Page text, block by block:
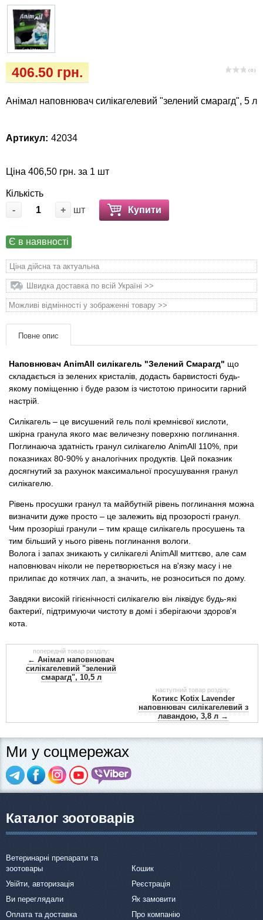
( 0 )
406.50 грн.
Анімал наповнювач силікагелевий "зелений смарагд", 5 л
Артикул: 42034
Ціна 406,50 грн. за 1 шт
Кількість
-
+ шт Купити
Є в наявності
Ціна дійсна та актуальна
Швидка доставка по всій Україні >>
Можливі відмінності у зображенні товару >>
Повне опис
Наповнювач AnimAll силікагель "Зелений Смарагд" що
складається із зелених кристалів, додасть барвистості будь-
якому поміщенню і буде разом із чистотою приносити гарний
настрій.
Силікагель – це висушений гель полі кремнієвої кислоти,
шкірна гранула якого має величезну поверхню поглинання.
Поглинаюча здатність гранул силікагелю AnimAll 110%, при
показниках 80-90% у аналогічних продуктів. Цей показник
досягнутий за рахунок максимальної просушування гранул
силікагелю.
Рівень просушки гранул та майбутній рівень поглинання можна
визначити дуже просто – це залежить від прозорості гранул.
Чим прозоріші гранули – тим краще силікагель просушень та
тим більший у нього рівень поглинання вологи.
Волога і запах зникають у силікагелі AnimAll миттєво, але сам
наповнювач ніколи не перетворюється на в'язку масу і не
прилипає до котячих лап, а значить, не розноситься по дому.
Завдяки високій гігієнічності силікагелю він ліквідує будь-які
бактериї, підтримуючи чистоту в домі і зберігаючи здоров'я
кота.
попередній товар розділу:
← Анімал наповнювач
силікагелевий "зелений
смарагд", 10,5 л
наступний товар розділу:
Котикс Kotix Lavender
наповнювач силікагелевий з
лавандою, 3,8 л →
Ми у соцмережах
Каталог зоотоварів
Ветеринарні препарати та
зоотовары
Кошик
Увійти, авторизація
Реєстрація
Ви переглядали
Як замовити
Оплата та доставка
Про компанію
Ласощі та корма
Vet Diet Canine Wet – ветеринарні дієти для
собак
Лежаки, будиночки, охолоджуючи
коврики
Миски, автогодівниці, поїлки
Одяг та взуття
Післяопераційні засоби та витратні
матеріали
Подарункові сертифікати
Товари для голубів
Товари для гризунів
Товари для людей
Хозряд - господарчі товари оптом
Популярні зоотоварі
Архів / Знято з виробництва